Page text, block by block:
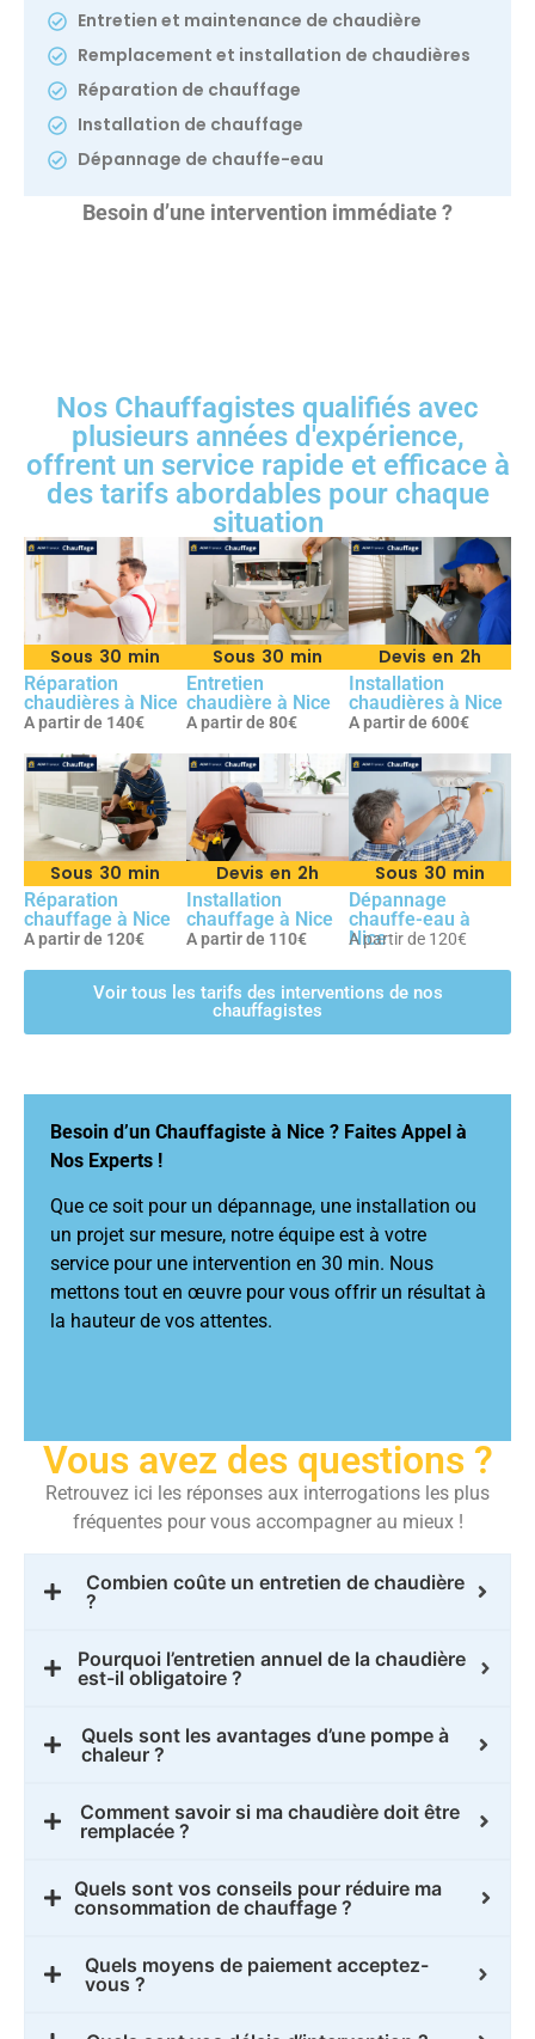
Entretien et maintenance de chaudière
Remplacement et installation de chaudières
Réparation de chauffage
Installation de chauffage
Dépannage de chauffe-eau
Besoin d’une intervention immédiate ?
Nos Chauffagistes qualifiés avec
plusieurs années d'expérience,
offrent un service rapide et efficace à
des tarifs abordables pour chaque
situation
Sous 30 min
Réparation
chaudières à Nice
A partir de 140€
Sous 30 min
Entretien
chaudière à Nice
A partir de 80€
Devis en 2h
Installation
chaudières à Nice
A partir de 600€
Sous 30 min
Réparation
chauffage à Nice
A partir de 120€
Devis en 2h
Installation
chauffage à Nice
A partir de 110€
Sous 30 min
Dépannage
chauffe-eau à
Nice
A partir de 120€
Voir tous les tarifs des interventions de nos
chauffagistes
Besoin d’un Chauffagiste à Nice ? Faites Appel à
Nos Experts !
Que ce soit pour un dépannage, une installation ou
un projet sur mesure, notre équipe est à votre
service pour une intervention en 30 min. Nous
mettons tout en œuvre pour vous offrir un résultat à
la hauteur de vos attentes.
Vous avez des questions ?
Retrouvez ici les réponses aux interrogations les plus
fréquentes pour vous accompagner au mieux !
Combien coûte un entretien de chaudière
?
Pourquoi l’entretien annuel de la chaudière
est-il obligatoire ?
Quels sont les avantages d’une pompe à
chaleur ?
Comment savoir si ma chaudière doit être
remplacée ?
Quels sont vos conseils pour réduire ma
consommation de chauffage ?
Quels moyens de paiement acceptez-
vous ?